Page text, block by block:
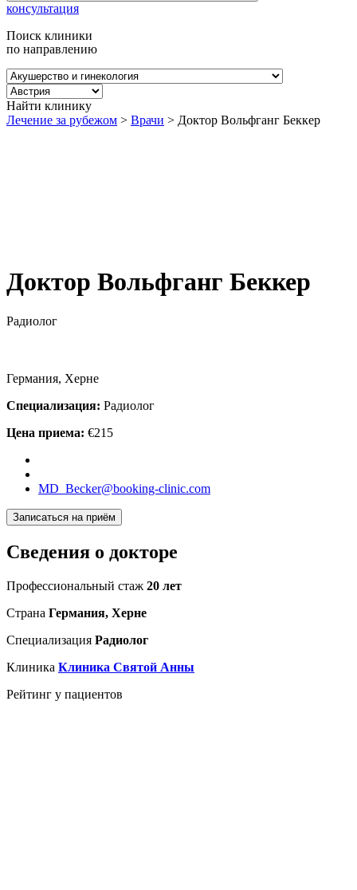
консультация
Поиск клиники
по направлению
Найти клинику
Лечение за рубежом > Врачи > Доктор Вольфганг Беккер
Доктор Вольфганг Беккер
Радиолог
Германия, Херне
Специализация: Радиолог
Цена приема: €215
MD_Becker@booking-clinic.com
Записаться на приём
Сведения о докторе
Профессиональный стаж 20 лет
Страна Германия, Херне
Специализация Радиолог
Клиника Клиника Святой Анны
Рейтинг у пациентов